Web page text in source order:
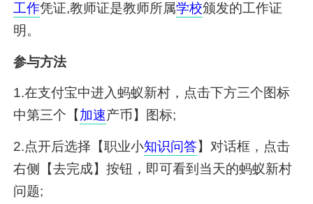
工作凭证,教师证是教师所属学校颁发的工作证
明。
参与方法
1.在支付宝中进入蚂蚁新村，点击下方三个图标
中第三个【加速产币】图标;
2.点开后选择【职业小知识问答】对话框，点击
右侧【去完成】按钮，即可看到当天的蚂蚁新村
问题;